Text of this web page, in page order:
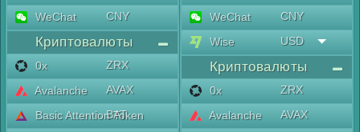
WeChat
CNY
Криптовалюты
0x
ZRX
Avalanche
AVAX
Basic Attention Token
BAT
WeChat
CNY
Wise
USD
Криптовалюты
0x
ZRX
Avalanche
AVAX